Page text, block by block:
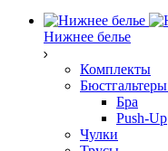
Нижнее белье
Комплекты
Бюстгальтеры
Бра
Push-Up
Чулки